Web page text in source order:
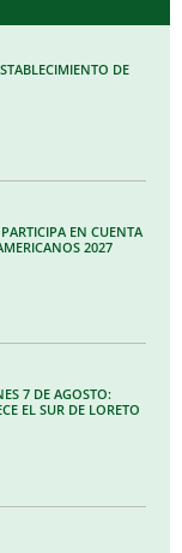
DE
EN CUENTA
2027
7 DE AGOSTO:
EL SUR DE LORETO